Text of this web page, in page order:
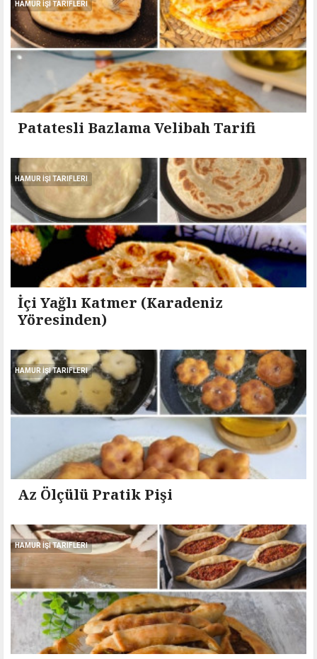
HAMUR İŞI TARIFLERI
Patatesli Bazlama Velibah Tarifi
HAMUR İŞI TARIFLERI
İçi Yağlı Katmer (Karadeniz
Yöresinden)
HAMUR İŞI TARIFLERI
Az Ölçülü Pratik Pişi
HAMUR İŞI TARIFLERI